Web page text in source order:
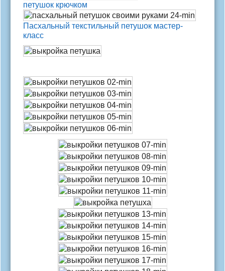
петушок крючком
Пасхальный текстильный петушок мастер-
класс